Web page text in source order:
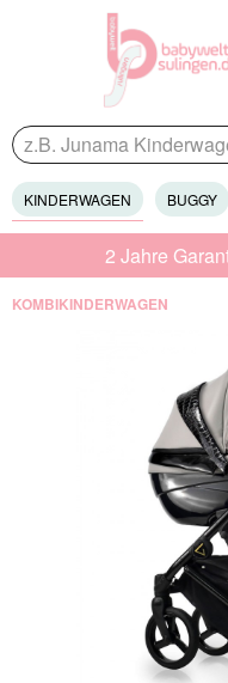
KINDERWAGEN BUGGY
2 Jahre
KOMBIKINDERWAGEN